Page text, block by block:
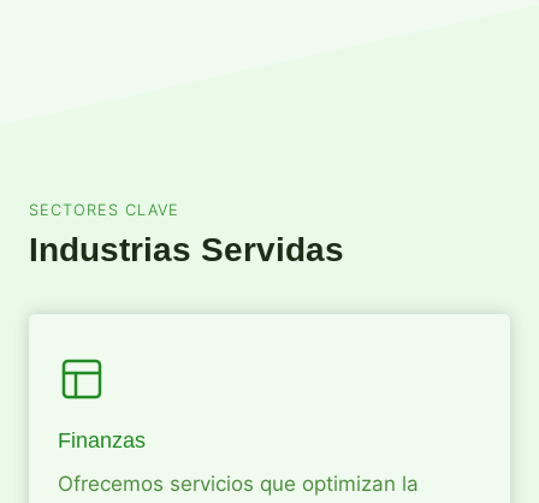
SECTORES CLAVE
Industrias Servidas
Finanzas
Ofrecemos servicios que optimizan la